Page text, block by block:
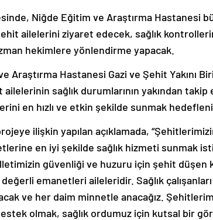
Niğde Eğitim ve Araştırma Hastanesi
ailelerini ziyaret edecek, sağlık
hekimlere yönlendirme yapacak.
Araştırma Hastanesi Gazi ve Şehit Yakını
sağlık durumlarının yakından
en hızlı ve etkin şekilde sunmak
ilişkin yapılan açıklamada,
en iyi şekilde sağlık hizmeti sunmak
güvenliği ve huzuru için şehit düşen
değerli emanetleri aileleridir. Sağlık
ve her daim minnetle anacağız.
olmak, sağlık ordumuz için kutsal bir